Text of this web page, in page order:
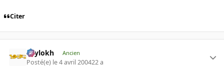
Citer
Psylokh Ancien
Posté(e) le 4 avril 200422 a